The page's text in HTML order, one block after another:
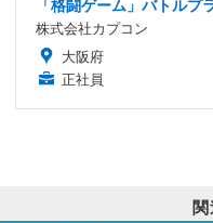
「格闘ゲーム」バトルプ
株式会社カプコン
大阪府
正社員
関